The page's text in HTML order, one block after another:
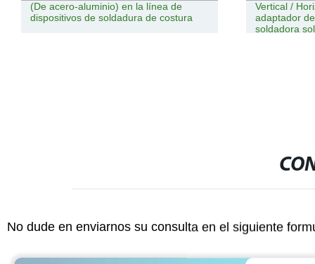
(De acero-aluminio) en la línea de
dispositivos de soldadura de costura
Vertical /
adaptador
soldadora
No dude en enviarnos su consulta en el siguiente